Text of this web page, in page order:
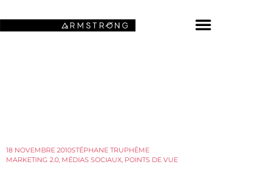
18 NOVEMBRE 2010STÉPHANE TRUPHÈME
MARKETING 2.0, MÉDIAS SOCIAUX, POINTS DE VUE